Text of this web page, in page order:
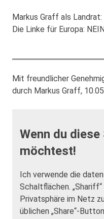
Markus Graff als Landrat:
Die Linke für Europa:
Mit freundlicher
durch Markus Graff,
Wenn du
möchtest!
Ich verwende die
Schaltflächen.
Privatsphäre im Netz
üblichen „Share“-